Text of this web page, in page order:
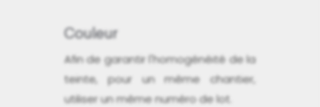
Couleur
Afin de garantir l'homogénéité de la
teinte, pour un même chantier,
utiliser un même numéro de lot.